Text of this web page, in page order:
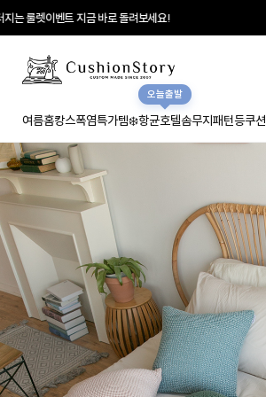
룰렛이벤트 지금 바로 돌려보세요!
여름홈캉스폭염특가템❄️항균호텔솜
오늘출발
무지패턴등쿠션